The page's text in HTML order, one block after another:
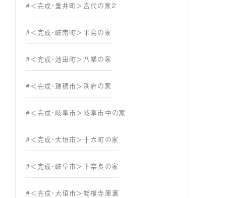
#＜完成・垂井町＞宮代の家２
#＜完成・岐南町＞平島の家
#＜完成・池田町＞八幡の家
#＜完成・瑞穂市＞別府の家
#＜完成・岐阜市＞岐阜市中の家
#＜完成・大垣市＞十六町の家
#＜完成・岐阜市＞下奈良の家
#＜完成・大垣市＞総福寺庫裏